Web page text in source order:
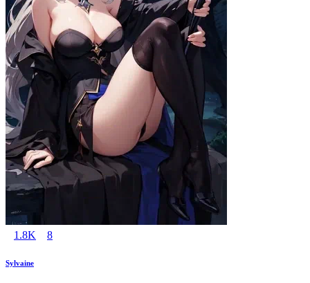
1.8K 8
Sylvaine